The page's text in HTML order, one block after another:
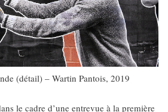
(détail) – Wartin Pantois, 2019
le cadre d’une entrevue à la première